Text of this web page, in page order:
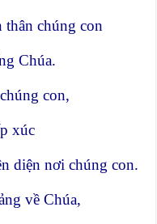
thân chúng con
Chúa.
con,
xúc
diện nơi chúng con.
về Chúa,